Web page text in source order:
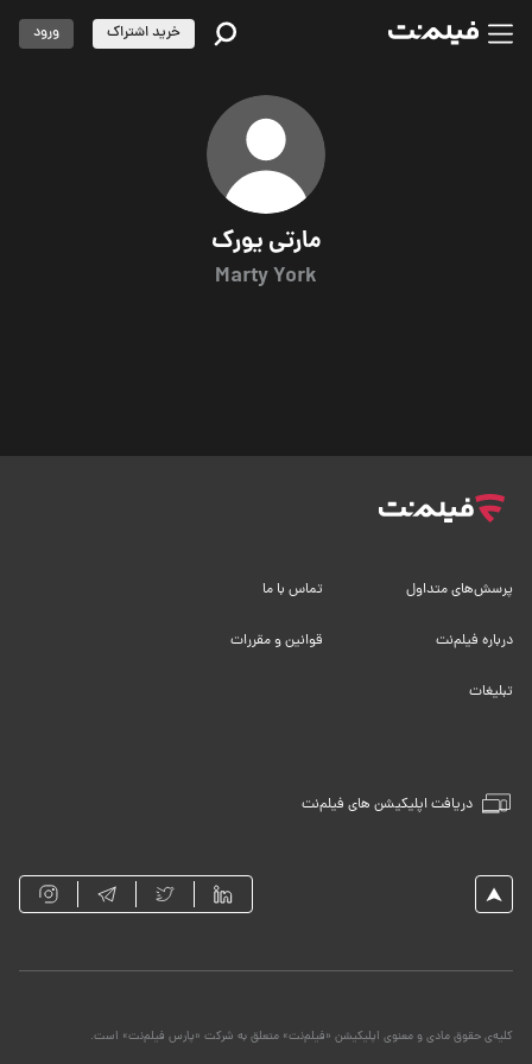
مارتی یورک
Marty York
خرید اشتراک ورود
دریافت اپلیکیشن های فیلم‌نت
پرسش‌های متداول تماس با ما
درباره فیلم‌نت قوانین و مقررات
تبلیغات
کلیه‌ی حقوق مادی و معنوی اپلیکیشن «فیلم‌نت» متعلق به شرکت «پارس فیلم‌نت» است.